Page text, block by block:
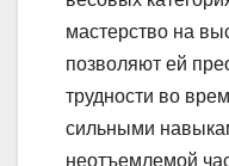
мастерство на
позволяют ей
трудности во
сильными
неотъемлемой